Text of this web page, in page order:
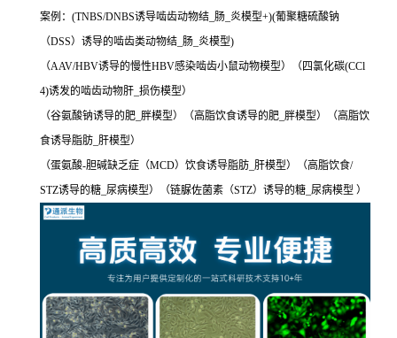
案例：(TNBS/DNBS诱导啮齿动物结_肠_炎模型+)(葡聚糖硫酸钠
（DSS）诱导的啮齿类动物结_肠_炎模型)
（AAV/HBV诱导的慢性HBV感染啮齿小鼠动物模型）（四氯化碳(CCl
4)诱发的啮齿动物肝_损伤模型）
（谷氨酸钠诱导的肥_胖模型）（高脂饮食诱导的肥_胖模型）（高脂饮
食诱导脂肪_肝模型）
（蛋氨酸-胆碱缺乏症（MCD）饮食诱导脂肪_肝模型）（高脂饮食/
STZ诱导的糖_尿病模型）（链脲佐菌素（STZ）诱导的糖_尿病模型 ）